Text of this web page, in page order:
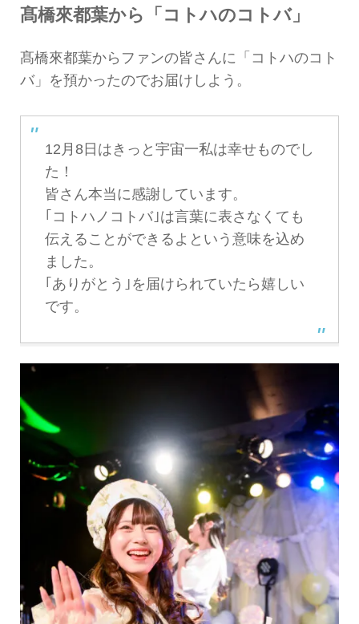
髙橋來都葉から「コトハのコトバ」
髙橋來都葉からファンの皆さんに「コトハのコト
バ」を預かったのでお届けしよう。
12月8日はきっと宇宙一私は幸せものでし
た！
皆さん本当に感謝しています。
｢コトハノコトバ｣は言葉に表さなくても
伝えることができるよという意味を込め
ました。
｢ありがとう｣を届けられていたら嬉しい
です。